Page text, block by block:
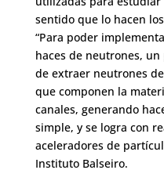
sentido que lo hacen
“Para poder
haces de neutrones,
de extraer neutrones
que componen la
canales, generando
simple, y se logra con
aceleradores de
Instituto Balseiro.